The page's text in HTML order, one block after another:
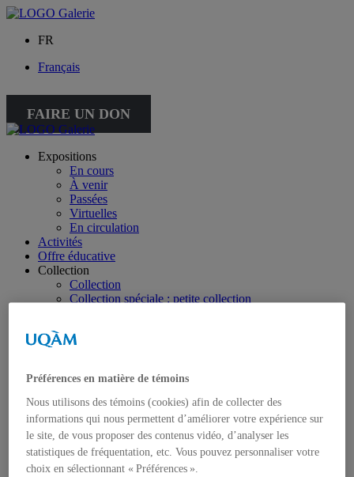
FR
Français
FAIRE UN DON
Expositions
En cours
À venir
Passées
Virtuelles
En circulation
Activités
Offre éducative
Collection
Collection
Collection spéciale : petite collection
Publications
À propos des Éditions les petits carnets
Actualités
À propos
Accessibilité
Contact
Mandat
Historique
Préférences en matière de témoins
Nous utilisons des témoins (cookies) afin de collecter des
informations qui nous permettent d’améliorer votre expérience sur
le site, de vous proposer des contenus vidéo, d’analyser les
statistiques de fréquentation, etc. Vous pouvez personnaliser votre
choix en sélectionnant « Préférences ».